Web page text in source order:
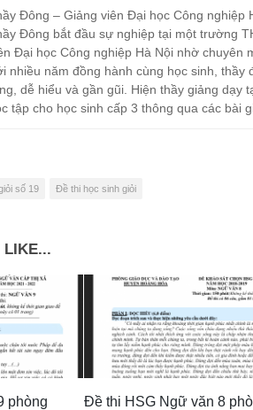
Đông – Giảng viên Đại học Công nghiệp
Đông bắt đầu sự nghiệp tại một trường
Đại học Công nghiệp Hà Nội nhờ chuyên
nhiều năm đồng hành cùng học sinh,
dễ hiểu và gần gũi. Hiện thầy giảng dạy
tập cho học sinh cấp 3 thông qua các bài
số 19 Đề thi học sinh giỏi
LIKE...
phòng
Đề thi HSG Ngữ văn 8